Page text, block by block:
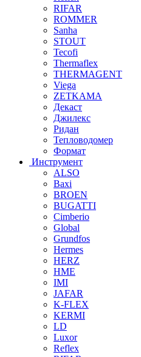
RIFAR
ROMMER
Sanha
STOUT
Tecofi
Thermaflex
THERMAGENT
Viega
ZETKAMA
Декаст
Джилекс
Ридан
Тепловодомер
Формат
Инструмент
ALSO
Baxi
BROEN
BUGATTI
Cimberio
Global
Grundfos
Hermes
HERZ
HME
IMI
JAFAR
K-FLEX
KERMI
LD
Luxor
Reflex